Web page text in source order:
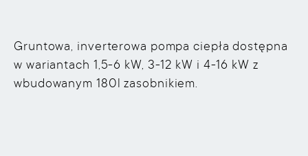
Gruntowa, inverterowa pompa ciepła dostępna
w wariantach 1,5-6 kW, 3-12 kW i 4-16 kW z
wbudowanym 180l zasobnikiem.